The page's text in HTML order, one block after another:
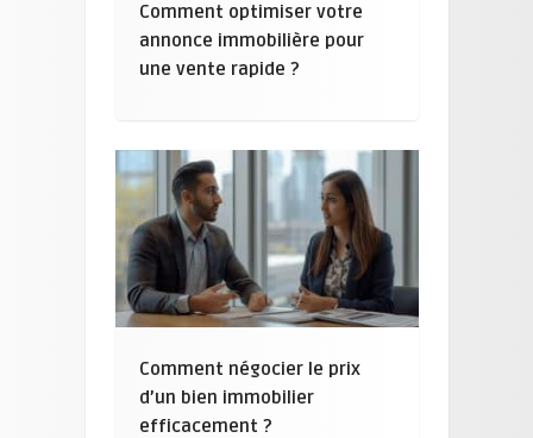
Comment optimiser votre
annonce immobilière pour
une vente rapide ?
Comment négocier le prix
d’un bien immobilier
efficacement ?